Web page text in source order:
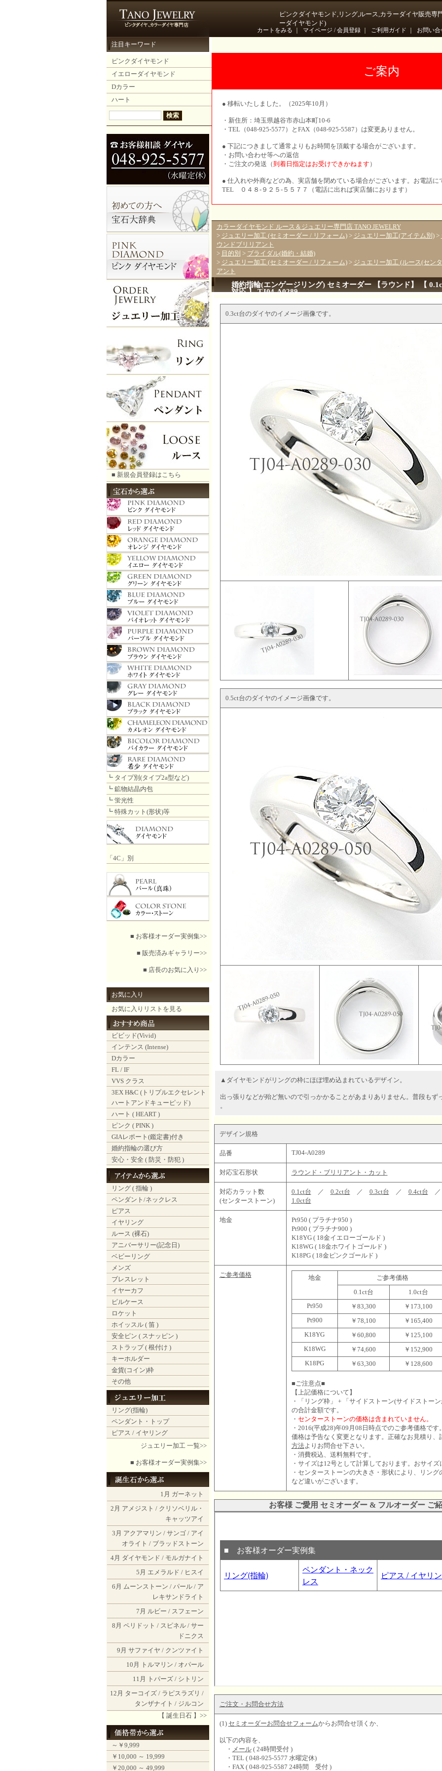
ピンクダイヤモンド,リング,ルース,カラーダイヤ販売専
ーダイヤモンド)
カートをみる マイページ / 会員登録｜ ご利用ガイド お問い合
注目キーワード
ピンクダイヤモンド
イエローダイヤモンド
Dカラー
ハート
■ 新規会員登録はこちら
┗ タイプ別(タイプ2a型など)
┗ 鉱物結晶内包
┗ 蛍光性
┗ 特殊カット(形状)等
「4C」別
■ お客様オーダー実例集>>
■ 販売済みギャラリー>>
■ 店長のお気に入り>>
お気に入り
お気に入りリストを見る
ビビッド(Vivid)
インテンス (Intense)
Dカラー
FL / IF
VVS クラス
3EX H&C (トリプルエクセレント
ハートアンドキューピッド)
ハート ( HEART )
ピンク ( PINK )
GIAレポート(鑑定書)付き
婚約指輪の選び方
安心・安全 ( 防災・防犯 )
リング ( 指輪 )
ペンダント/ネックレス
ピアス
イヤリング
ルース (裸石)
アニバーサリー(記念日)
ベビーリング
メンズ
ブレスレット
イヤーカフ
ピルケース
ロケット
ホイッスル ( 笛 )
安全ピン ( スナッピン )
ストラップ ( 根付け )
キーホルダー
金貨(コイン)枠
その他
リング(指輪)
ペンダント・トップ
ピアス / イヤリング
ジュエリー加工 一覧>>
■ お客様オーダー実例集>>
1月 ガーネット
2月 アメジスト / クリソベリル・
キャッツアイ
3月 アクアマリン / サンゴ/ アイ
オライト / ブラッドストーン
4月 ダイヤモンド / モルガナイト
5月 エメラルド / ヒスイ
6月 ムーンストーン / パール/ ア
レキサンドライト
7月 ルビー / スフェーン
8月 ペリドット / スピネル/ サー
ドニクス
9月 サファイヤ / クンツァイト
10月
トルマリン / オパール
11月
トパーズ/ シトリン
12月 ターコイズ/ ラピスラズリ /
タンザナイト / ジルコン
【 誕生日石 】>>
～￥9,999
￥10,000 ～ 19,999
￥20,000 ～ 49,999
ご案内
● 移転いたしました。（2025年10月）
・新住所：埼玉県越谷市赤山本町10-6
・TEL（048-925-5577）とFAX（048-925-5587）は変更ありません。
● 下記につきまして通常よりもお時間を頂戴する場合がございます。
・お問い合わせ等への返信
・ご注文の発送（到着日指定はお受けできかねます ）
● 仕入れや外商などの為、実店舗を閉めている場合がございます。お電話に
TEL ０４８-９２５-５５７７（電話に出れば実店舗におります）
カラーダイヤモンド ルース＆ジュエリー専門店 TANO JEWELRY
> ジュエリー加工 (セミオーダー / リフォーム)> ジュエリー加工(アイテム別)>
ウンドブリリアント
> 目的別 > ブライダル(婚約・結婚)
> ジュエリー加工 (セミオーダー / リフォーム)> ジュエリー加工 (ルース(セン
アント
婚約指輪(エンゲージリング) セミオーダー 【ラウンド】 【
対応 】 TJ04-A0289
0.3ct台のダイヤのイメージ画像です。
0.5ct台のダイヤのイメージ画像です。
▲ダイヤモンドがリングの枠にほぼ埋め込まれているデザイン。
出っ張りなどが殆ど無いので引っかかることがあまりありません。普段もず
。
デザイン規格
品番 TJ04-A0289
対応宝石形状 ラウンド・ブリリアント・カット
対応カラット数
(センターストーン)
0.1ct台 ／ 0.2ct台 ／ 0.3ct台 ／ 0.4ct台
1.0ct台
地金
Pt950 ( プラチナ950 )
Pt900 ( プラチナ900 )
K18YG ( 18金イエローゴールド )
K18WG ( 18金ホワイトゴールド )
K18PG ( 18金ピンクゴールド )
ご参考価格 地金
ご参考価格
0.1ct台
1.0ct台
Pt950
￥83,300
￥173,100
Pt900
￥78,100
￥165,400
K18YG
￥60,800
￥125,100
K18WG
￥74,600
￥152,900
K18PG
￥63,300 ￥128,600
■ご注意点■
【上記価格について】
・「リング枠」 + 「サイドストーン(サイドストー
の合計金額です。
・ センターストーンの価格は含まれていません。
・2016(平成28)年09月08日時点でのご参考価格です
価格は予告なく変更となります。正確なお見積り、
方法よりお問合せ下さい。
・消費税込、送料無料です。
・サイズは12号として計算しております。おサイズ
・センターストーンの大きさ・形状により、リン
など違いがございます。
お客様 ご愛用 セミオーダー & フルオーダー ご
ご注文・お問合せ方法
(1) セミオーダーお問合せフォームからお問合せ頂くか、
以下の内容を、
・ メール( 24時間受付 )
・TEL ( 048-925-5577 水曜定休)
・FAX ( 048-925-5587 24時間 受付 )